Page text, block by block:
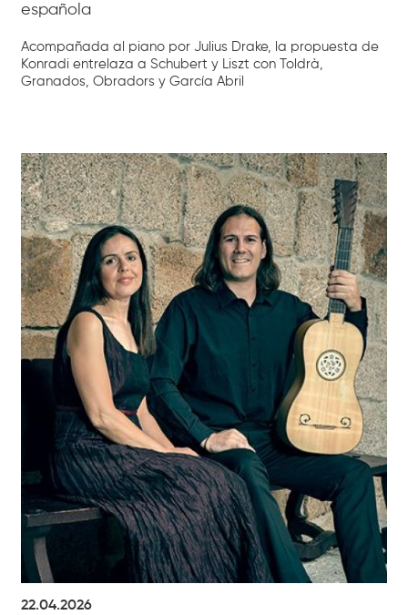
española
Acompañada al piano por Julius Drake, la propuesta de
Konradi entrelaza a Schubert y Liszt con Toldrà,
Granados, Obradors y García Abril
22.04.2026